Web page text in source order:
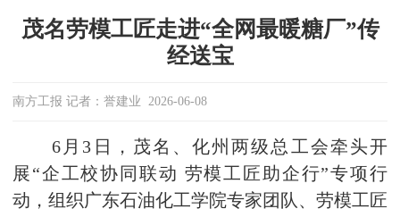
茂名劳模工匠走进“全网最暖糖厂”传
经送宝
南方工报 记者：誉建业 2026-06-08
6月3日，茂名、化州两级总工会牵头开
展“企工校协同联动 劳模工匠助企行”专项行
动，组织广东石油化工学院专家团队、劳模工匠